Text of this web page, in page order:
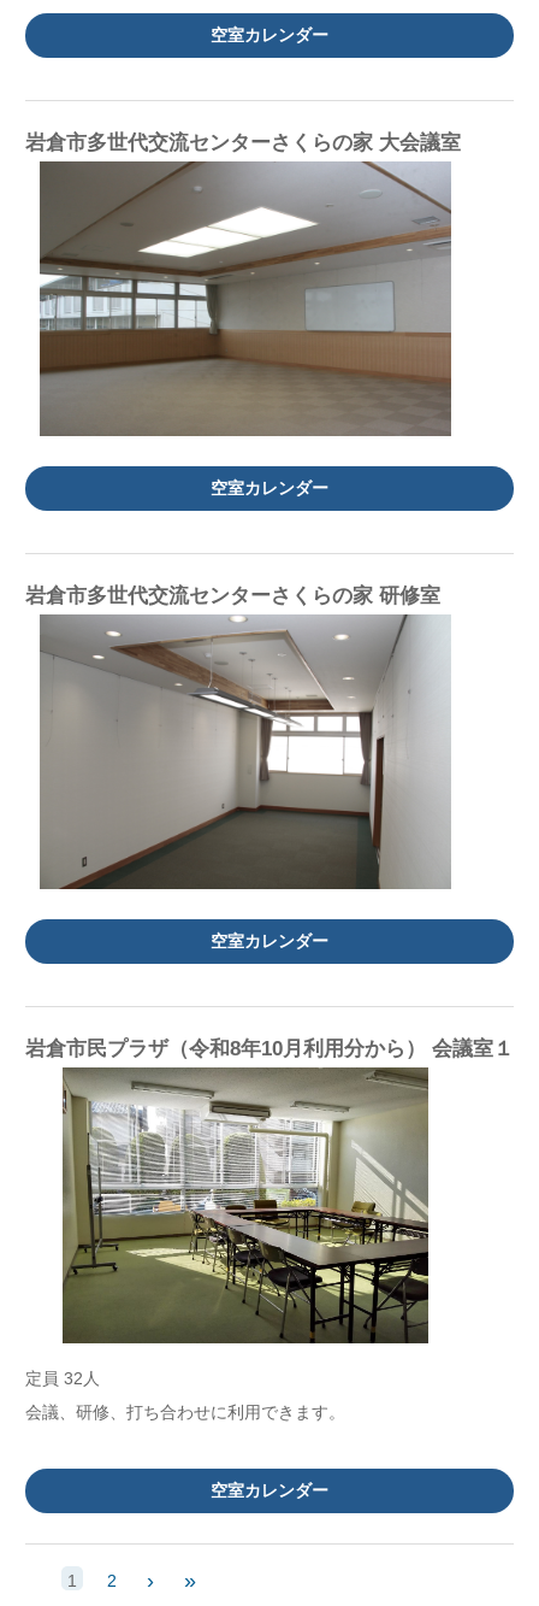
空室カレンダー
岩倉市多世代交流センターさくらの家 大会議室
空室カレンダー
岩倉市多世代交流センターさくらの家 研修室
空室カレンダー
岩倉市民プラザ（令和8年10月利用分から） 会議室１
定員 32人
会議、研修、打ち合わせに利用できます。
空室カレンダー
1 2 › »